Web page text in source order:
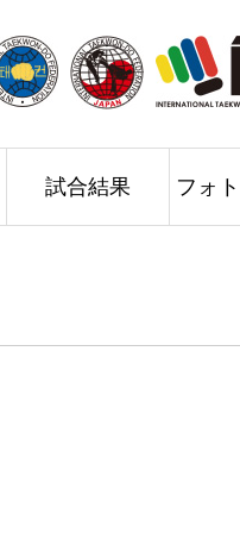
試合結果 フォ